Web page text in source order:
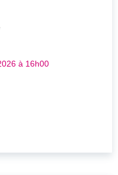
à 16h00